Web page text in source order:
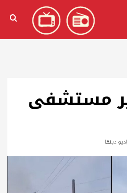
الإنجليزية)
مستشفى
دبنقا